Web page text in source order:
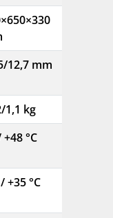
12,7 mm
1,1 kg
+48 °C
+35 °C